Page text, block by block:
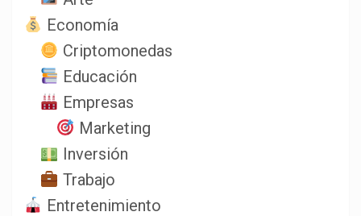
Economía
Criptomonedas
Educación
Empresas
Marketing
Inversión
Trabajo
Entretenimiento